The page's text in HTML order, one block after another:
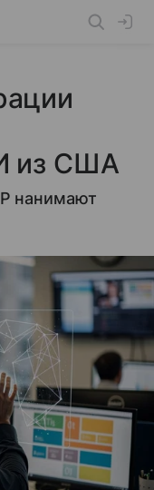
из США
нанимают